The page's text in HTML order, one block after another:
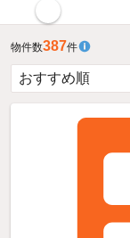
物件数387件